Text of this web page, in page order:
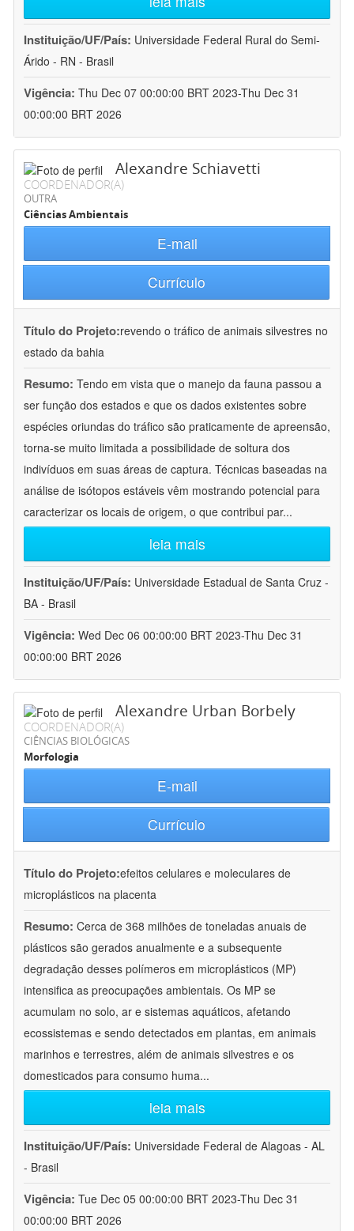
Instituição/UF/País: Universidade Federal Rural do Semi-
Árido - RN - Brasil
Vigência: Thu Dec 07 00:00:00 BRT 2023-Thu Dec 31
00:00:00 BRT 2026
Alexandre Schiavetti
COORDENADOR(A)
OUTRA
Ciências Ambientais
E-mail
Currículo
Título do Projeto:revendo o tráfico de animais silvestres no
estado da bahia
Resumo: Tendo em vista que o manejo da fauna passou a
ser função dos estados e que os dados existentes sobre
espécies oriundas do tráfico são praticamente de apreensão,
torna-se muito limitada a possibilidade de soltura dos
indivíduos em suas áreas de captura. Técnicas baseadas na
análise de isótopos estáveis vêm mostrando potencial para
caracterizar os locais de origem, o que contribui par...
leia mais
Instituição/UF/País: Universidade Estadual de Santa Cruz -
BA - Brasil
Vigência: Wed Dec 06 00:00:00 BRT 2023-Thu Dec 31
00:00:00 BRT 2026
Alexandre Urban Borbely
COORDENADOR(A)
CIÊNCIAS BIOLÓGICAS
Morfologia
E-mail
Currículo
Título do Projeto:efeitos celulares e moleculares de
microplásticos na placenta
Resumo: Cerca de 368 milhões de toneladas anuais de
plásticos são gerados anualmente e a subsequente
degradação desses polímeros em microplásticos (MP)
intensifica as preocupações ambientais. Os MP se
acumulam no solo, ar e sistemas aquáticos, afetando
ecossistemas e sendo detectados em plantas, em animais
marinhos e terrestres, além de animais silvestres e os
domesticados para consumo huma...
leia mais
Instituição/UF/País: Universidade Federal de Alagoas - AL
- Brasil
Vigência: Tue Dec 05 00:00:00 BRT 2023-Thu Dec 31
00:00:00 BRT 2026